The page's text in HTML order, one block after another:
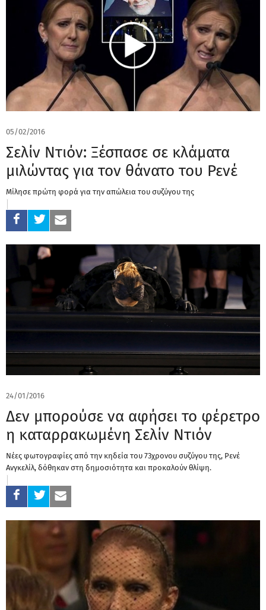
05/02/2016
Σελίν Ντιόν: Ξέσπασε σε κλάματα
μιλώντας για τον θάνατο του Ρενέ
Μίλησε πρώτη φορά για την απώλεια του συζύγου της
24/01/2016
Δεν μπορούσε να αφήσει το φέρετρο
η καταρρακωμένη Σελίν Ντιόν
Νέες φωτογραφίες από την κηδεία του 73χρονου συζύγου της, Ρενέ
Ανγκελίλ, δόθηκαν στη δημοσιότητα και προκαλούν θλίψη.